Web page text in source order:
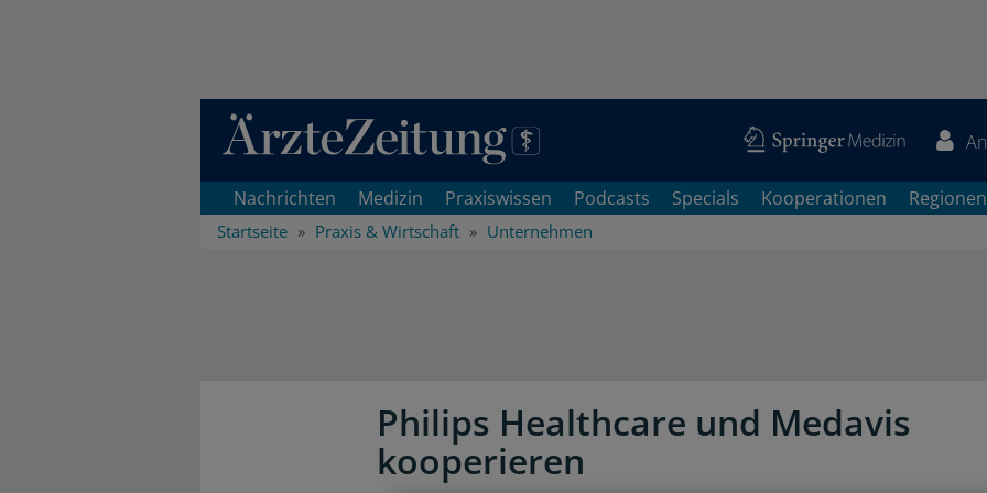
Direkt zum Inhaltsbereich
Nachrichten Medizin Praxiswissen Podcasts Specials Kooperationen Regionen
Startseite Praxis & Wirtschaft Unternehmen
Philips Healthcare und Medavis
kooperieren